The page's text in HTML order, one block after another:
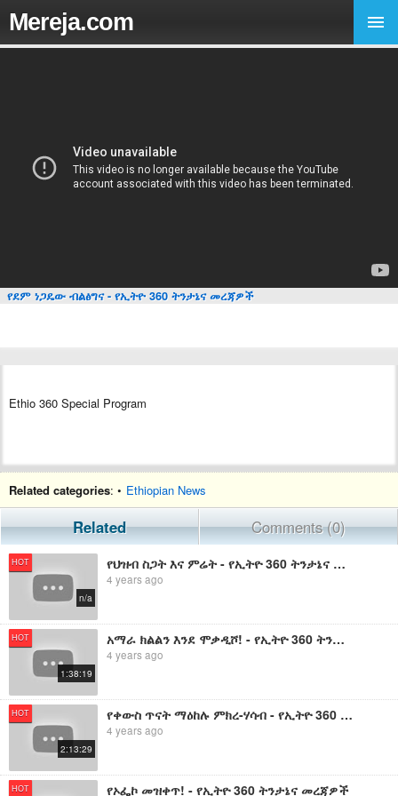
Mereja.com
የደም ነጋዴው ብልፅግና - የኢትዮ 360 ትንታኔና መረጃዎች
Ethio 360 Special Program
Related categories: • Ethiopian News
Related Comments (0)
HOT
n/a
የህዝብ ስጋት እና ምሬት - የኢትዮ 360 ትንታኔና መረጃዎች
4 years ago
HOT
1:38:19
አማራ ክልልን እንደ ሞቃዲሾ! - የኢትዮ 360 ትንታኔና መረጃዎች
4 years ago
HOT
2:13:29
የቀውስ ጥናት ማዕከሉ ምክረ-ሃሳብ - የኢትዮ 360 ትንታኔና መረጃዎች
4 years ago
HOT የኦፌኮ መዝቀጥ! - የኢትዮ 360 ትንታኔና መረጃዎች